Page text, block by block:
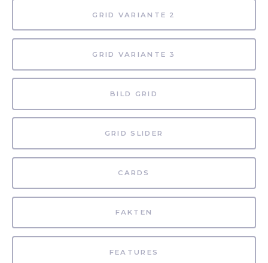
GRID VARIANTE 2
GRID VARIANTE 3
BILD GRID
GRID SLIDER
CARDS
FAKTEN
FEATURES